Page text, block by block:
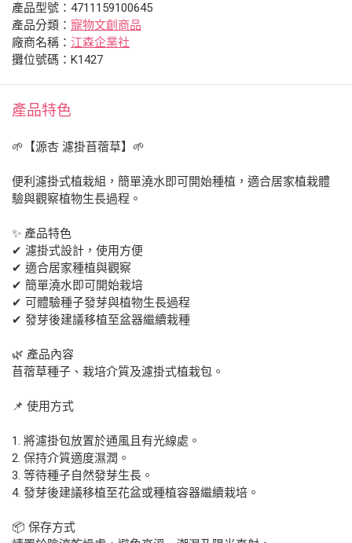
產品型號：4711159100645
產品分類： 寵物文創商品
廠商名稱： 江森企業社
攤位號碼：K1427
產品特色
🌱【源杏 濾掛苜蓿草】🌱
便利濾掛式植栽組，簡單澆水即可開始種植，適合居家植栽體
驗與觀察植物生長過程。
✨ 產品特色
✔ 濾掛式設計，使用方便
✔ 適合居家種植與觀察
✔ 簡單澆水即可開始栽培
✔ 可體驗種子發芽與植物生長過程
✔ 發芽後建議移植至盆器繼續栽種
🌿 產品內容
苜蓿草種子、栽培介質及濾掛式植栽包。
📌 使用方式
1. 將濾掛包放置於通風且有光線處。
2. 保持介質適度濕潤。
3. 等待種子自然發芽生長。
4. 發芽後建議移植至花盆或種植容器繼續栽培。
📦 保存方式